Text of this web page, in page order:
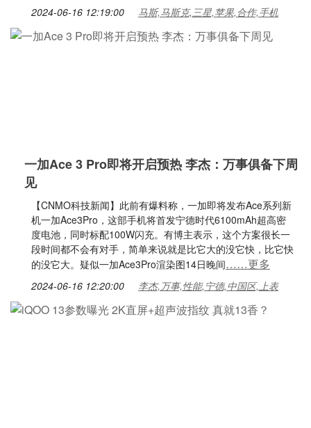
2024-06-16 12:19:00 马斯,马斯克,三星,苹果,合作,手机
一加Ace 3 Pro即将开启预热 李杰：万事俱备下周
见
【CNMO科技新闻】此前有爆料称，一加即将发布Ace系列新
机一加Ace3Pro，这部手机将首发宁德时代6100mAh超高密
度电池，同时标配100W闪充。有博主表示，这个方案很长一
段时间都不会有对手，简单来说就是比它大的没它快，比它快
的没它大。疑似一加Ace3Pro渲染图14日晚间……更多
2024-06-16 12:20:00 李杰,万事,性能,宁德,中国区,上表